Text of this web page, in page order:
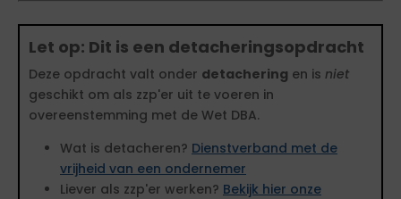
Let op: Dit is een detacheringsopdracht
Deze opdracht valt onder detachering en is niet
geschikt om als zzp'er uit te voeren in
overeenstemming met de Wet DBA.
Wat is detacheren? Dienstverband met de
vrijheid van een ondernemer
Liever als zzp'er werken? Bekijk hier onze